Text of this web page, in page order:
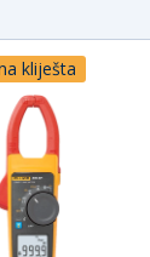
kliješta